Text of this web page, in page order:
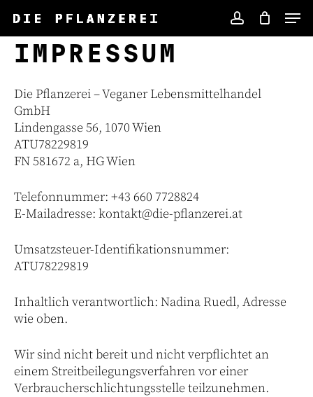
main
content
IMPRESSUM
Die Pflanzerei – Veganer Lebensmittelhandel
GmbH
Lindengasse 56, 1070 Wien
ATU78229819
FN 581672 a, HG Wien
Telefonnummer: +43 660 7728824
E-Mailadresse: kontakt@die-pflanzerei.at
Umsatzsteuer-Identifikationsnummer:
ATU78229819
Inhaltlich verantwortlich: Nadina Ruedl, Adresse
wie oben.
Wir sind nicht bereit und nicht verpflichtet an
einem Streitbeilegungsverfahren vor einer
Verbraucherschlichtungsstelle teilzunehmen.